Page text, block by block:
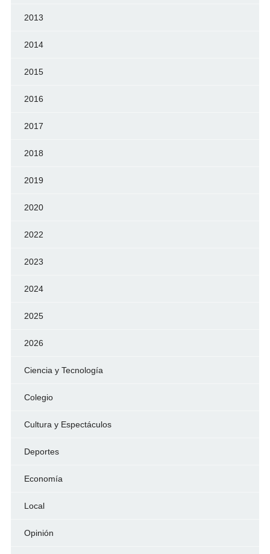
2013
2014
2015
2016
2017
2018
2019
2020
2022
2023
2024
2025
2026
Ciencia y Tecnología
Colegio
Cultura y Espectáculos
Deportes
Economía
Local
Opinión